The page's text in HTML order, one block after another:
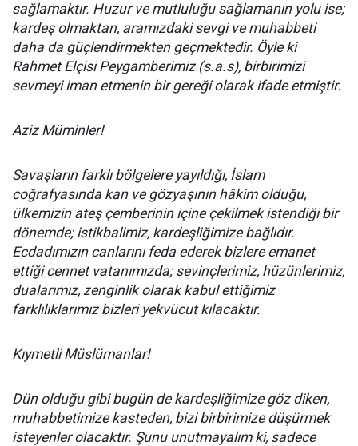
sağlamaktır. Huzur ve mutluluğu sağlamanın yolu ise;
kardeş olmaktan, aramızdaki sevgi ve muhabbeti
daha da güçlendirmekten geçmektedir. Öyle ki
Rahmet Elçisi Peygamberimiz (s.a.s), birbirimizi
sevmeyi iman etmenin bir gereği olarak ifade etmiştir.
Aziz Müminler!
Savaşların farklı bölgelere yayıldığı, İslam
coğrafyasında kan ve gözyaşının hâkim olduğu,
ülkemizin ateş çemberinin içine çekilmek istendiği bir
dönemde; istikbalimiz, kardeşliğimize bağlıdır.
Ecdadımızın canlarını feda ederek bizlere emanet
ettiği cennet vatanımızda; sevinçlerimiz, hüzünlerimiz,
dualarımız, zenginlik olarak kabul ettiğimiz
farklılıklarımız bizleri yekvücut kılacaktır.
Kıymetli Müslümanlar!
Dün olduğu gibi bugün de kardeşliğimize göz diken,
muhabbetimize kasteden, bizi birbirimize düşürmek
isteyenler olacaktır. Şunu unutmayalım ki, sadece